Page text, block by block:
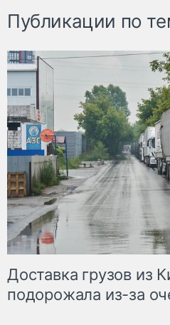
Публикации по
Доставка грузов из
подорожала из-за